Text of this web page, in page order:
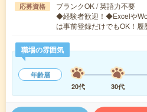
応募資格
ブランクOK / 英語力不要
◆経験者歓迎！◆Excelや
は事前登録だけでもOK！
職場の雰囲気
年齢層
20代
30代